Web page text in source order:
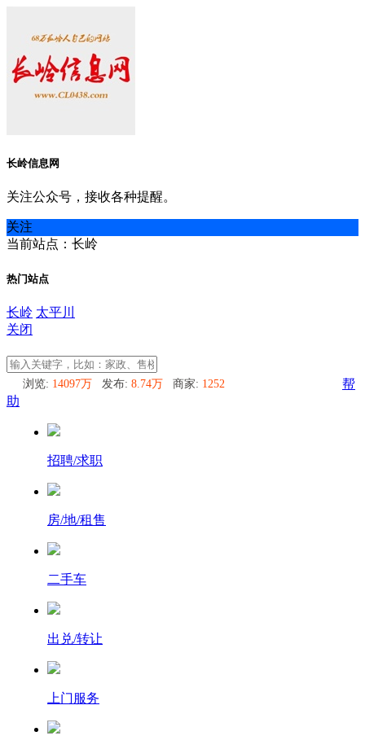
长岭信息网
关注公众号，接收各种提醒。
关注
当前站点：长岭
热门站点
长岭 太平川
关闭
浏览: 14097万 发布: 8.74万 商家: 1252
帮
助
招聘/求职
房/地/租售
二手车
出兑/转让
上门服务